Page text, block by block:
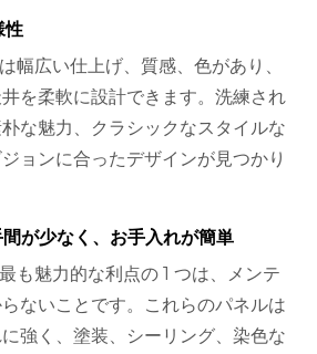
性
幅広い仕上げ、質感、色があり、
を柔軟に設計できます。洗練され
な魅力、クラシックなスタイルな
ョンに合ったデザインが見つかり
が少なく、お手入れが簡単
も魅力的な利点の 1 つは、メンテ
ないことです。これらのパネルは
強く、塗装、シーリング、染色な